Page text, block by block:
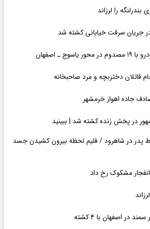
در جریان سرقت خیابانی کشته شد
قاتلان دختربچه و مرد صاحبخانه
در پخش زنده کشته شد | ببینید
پدر در شاهرود / فلیم لحظه بیرون کشیدن جسد
مشکوک رخ داد
در اصفهان با ۴ کشته